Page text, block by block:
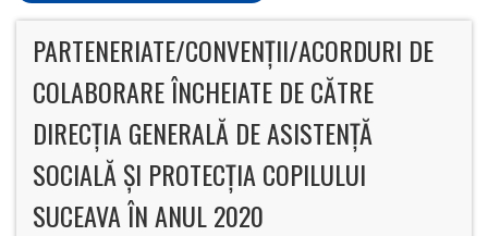
PARTENERIATE/CONVENȚII/ACORDURI DE
COLABORARE ÎNCHEIATE DE CĂTRE
DIRECȚIA GENERALĂ DE ASISTENȚĂ
SOCIALĂ ȘI PROTECȚIA COPILULUI
SUCEAVA ÎN ANUL 2020